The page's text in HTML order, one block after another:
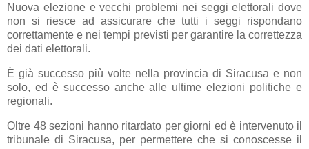
Nuova elezione e vecchi problemi nei seggi elettorali dove
non si riesce ad assicurare che tutti i seggi rispondano
correttamente e nei tempi previsti per garantire la correttezza
dei dati elettorali.
È già successo più volte nella provincia di Siracusa e non
solo, ed è successo anche alle ultime elezioni politiche e
regionali.
Oltre 48 sezioni hanno ritardato per giorni ed è intervenuto il
tribunale di Siracusa, per permettere che si conoscesse il